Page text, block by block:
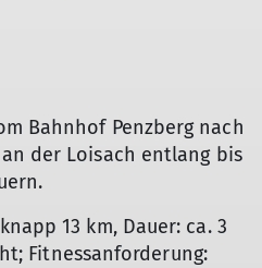
Bahnhof Penzberg nach
der Loisach entlang bis
13 km, Dauer: ca. 3
Fitnessanforderung: